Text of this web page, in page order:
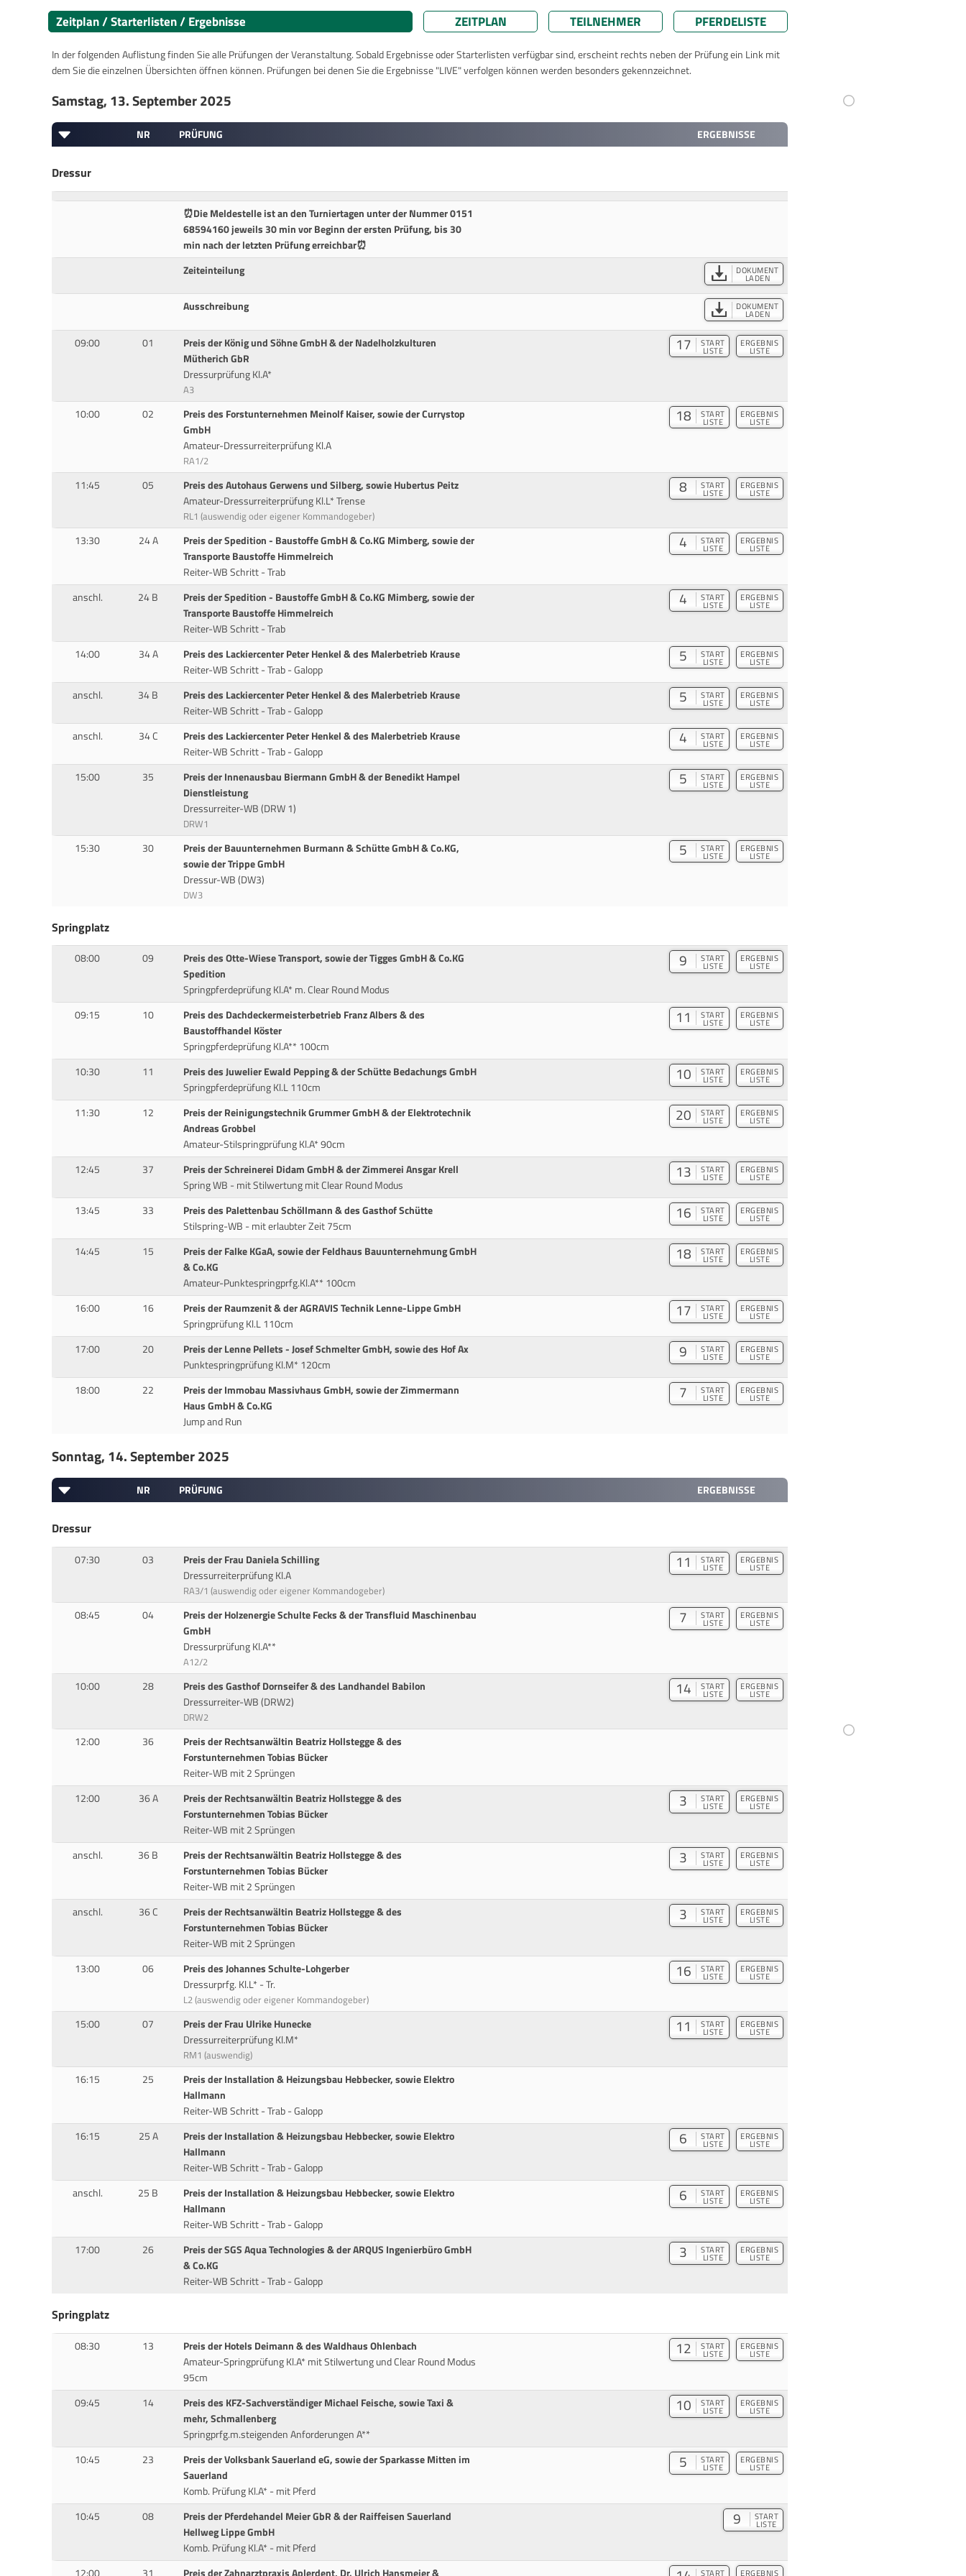
Zeitplan / Starterlisten / Ergebnisse ZEITPLAN TEILNEHMER PFERDELISTE
In der folgenden Auflistung finden Sie alle Prüfungen der Veranstaltung. Sobald Ergebnisse oder Starterlisten verfügbar sind, erscheint rechts neben der Prüfung ein Link mit
dem Sie die einzelnen Übersichten öffnen können. Prüfungen bei denen Sie die Ergebnisse "LIVE" verfolgen können werden besonders gekennzeichnet.
Samstag, 13. September 2025
NR PRÜFUNG ERGEBNISSE
Dressur
⏰Die Meldestelle ist an den Turniertagen unter der Nummer 0151
68594160 jeweils 30 min vor Beginn der ersten Prüfung, bis 30
min nach der letzten Prüfung erreichbar⏰
Zeiteinteilung
DOKUMENT
LADEN
Ausschreibung DOKUMENT
LADEN
09:00 01
Preis der König und Söhne GmbH & der Nadelholzkulturen
Mütherich GbR
Dressurprüfung Kl.A*
A3
17 START
LISTE
ERGEBNIS
LISTE
10:00 02
Preis des Forstunternehmen Meinolf Kaiser, sowie der Currystop
GmbH
Amateur-Dressurreiterprüfung Kl.A
RA1/2
18 START
LISTE
ERGEBNIS
LISTE
11:45 05
Preis des Autohaus Gerwens und Silberg, sowie Hubertus Peitz
Amateur-Dressurreiterprüfung Kl.L* Trense
RL1 (auswendig oder eigener Kommandogeber)
8 START
LISTE
ERGEBNIS
LISTE
13:30 24 A
Preis der Spedition - Baustoffe GmbH & Co.KG Mimberg, sowie der
Transporte Baustoffe Himmelreich
Reiter-WB Schritt - Trab
4 START
LISTE
ERGEBNIS
LISTE
anschl. 24 B
Preis der Spedition - Baustoffe GmbH & Co.KG Mimberg, sowie der
Transporte Baustoffe Himmelreich
Reiter-WB Schritt - Trab
4 START
LISTE
ERGEBNIS
LISTE
14:00 34 A
Preis des Lackiercenter Peter Henkel & des Malerbetrieb Krause
Reiter-WB Schritt - Trab - Galopp
5 START
LISTE
ERGEBNIS
LISTE
anschl. 34 B
Preis des Lackiercenter Peter Henkel & des Malerbetrieb Krause
Reiter-WB Schritt - Trab - Galopp
5 START
LISTE
ERGEBNIS
LISTE
anschl. 34 C
Preis des Lackiercenter Peter Henkel & des Malerbetrieb Krause
Reiter-WB Schritt - Trab - Galopp
4 START
LISTE
ERGEBNIS
LISTE
15:00 35
Preis der Innenausbau Biermann GmbH & der Benedikt Hampel
Dienstleistung
Dressurreiter-WB (DRW 1)
DRW1
5 START
LISTE
ERGEBNIS
LISTE
15:30 30
Preis der Bauunternehmen Burmann & Schütte GmbH & Co.KG,
sowie der Trippe GmbH
Dressur-WB (DW3)
DW3
5 START
LISTE
ERGEBNIS
LISTE
Springplatz
08:00 09
Preis des Otte-Wiese Transport, sowie der Tigges GmbH & Co.KG
Spedition
Springpferdeprüfung Kl.A* m. Clear Round Modus
9 START
LISTE
ERGEBNIS
LISTE
09:15 10
Preis des Dachdeckermeisterbetrieb Franz Albers & des
Baustoffhandel Köster
Springpferdeprüfung Kl.A** 100cm
11 START
LISTE
ERGEBNIS
LISTE
10:30 11
Preis des Juwelier Ewald Pepping & der Schütte Bedachungs GmbH
Springpferdeprüfung Kl.L 110cm
10 START
LISTE
ERGEBNIS
LISTE
11:30 12
Preis der Reinigungstechnik Grummer GmbH & der Elektrotechnik
Andreas Grobbel
Amateur-Stilspringprüfung Kl.A* 90cm
20 START
LISTE
ERGEBNIS
LISTE
12:45 37
Preis der Schreinerei Didam GmbH & der Zimmerei Ansgar Krell
Spring WB - mit Stilwertung mit Clear Round Modus
13 START
LISTE
ERGEBNIS
LISTE
13:45 33
Preis des Palettenbau Schöllmann & des Gasthof Schütte
Stilspring-WB - mit erlaubter Zeit 75cm
16 START
LISTE
ERGEBNIS
LISTE
14:45 15
Preis der Falke KGaA, sowie der Feldhaus Bauunternehmung GmbH
& Co.KG
Amateur-Punktespringprfg.Kl.A** 100cm
18 START
LISTE
ERGEBNIS
LISTE
16:00 16
Preis der Raumzenit & der AGRAVIS Technik Lenne-Lippe GmbH
Springprüfung Kl.L 110cm
17 START
LISTE
ERGEBNIS
LISTE
17:00 20
Preis der Lenne Pellets - Josef Schmelter GmbH, sowie des Hof Ax
Punktespringprüfung Kl.M* 120cm
9 START
LISTE
ERGEBNIS
LISTE
18:00 22
Preis der Immobau Massivhaus GmbH, sowie der Zimmermann
Haus GmbH & Co.KG
Jump and Run
7 START
LISTE
ERGEBNIS
LISTE
Sonntag, 14. September 2025
NR PRÜFUNG ERGEBNISSE
Dressur
07:30 03
Preis der Frau Daniela Schilling
Dressurreiterprüfung Kl.A
RA3/1 (auswendig oder eigener Kommandogeber)
11 START
LISTE
ERGEBNIS
LISTE
08:45 04
Preis der Holzenergie Schulte Fecks & der Transfluid Maschinenbau
GmbH
Dressurprüfung Kl.A**
A12/2
7 START
LISTE
ERGEBNIS
LISTE
10:00 28
Preis des Gasthof Dornseifer & des Landhandel Babilon
Dressurreiter-WB (DRW2)
DRW2
14 START
LISTE
ERGEBNIS
LISTE
12:00 36
Preis der Rechtsanwältin Beatriz Hollstegge & des
Forstunternehmen Tobias Bücker
Reiter-WB mit 2 Sprüngen
12:00
36 A
Preis der Rechtsanwältin Beatriz Hollstegge & des
Forstunternehmen Tobias Bücker
Reiter-WB mit 2 Sprüngen
3 START
LISTE
ERGEBNIS
LISTE
anschl. 36 B
Preis der Rechtsanwältin Beatriz Hollstegge & des
Forstunternehmen Tobias Bücker
Reiter-WB mit 2 Sprüngen
3 START
LISTE
ERGEBNIS
LISTE
anschl. 36 C
Preis der Rechtsanwältin Beatriz Hollstegge & des
Forstunternehmen Tobias Bücker
Reiter-WB mit 2 Sprüngen
3 START
LISTE
ERGEBNIS
LISTE
13:00 06
Preis des Johannes Schulte-Lohgerber
Dressurprfg. Kl.L* - Tr.
L2 (auswendig oder eigener Kommandogeber)
16 START
LISTE
ERGEBNIS
LISTE
15:00 07
Preis der Frau Ulrike Hunecke
Dressurreiterprüfung Kl.M*
RM1 (auswendig)
11 START
LISTE
ERGEBNIS
LISTE
16:15 25
Preis der Installation & Heizungsbau Hebbecker, sowie Elektro
Hallmann
Reiter-WB Schritt - Trab - Galopp
16:15
25 A
Preis der Installation & Heizungsbau Hebbecker, sowie Elektro
Hallmann
Reiter-WB Schritt - Trab - Galopp
6 START
LISTE
ERGEBNIS
LISTE
anschl. 25 B
Preis der Installation & Heizungsbau Hebbecker, sowie Elektro
Hallmann
Reiter-WB Schritt - Trab - Galopp
6 START
LISTE
ERGEBNIS
LISTE
17:00 26
Preis der SGS Aqua Technologies & der ARQUS Ingenierbüro GmbH
& Co.KG
Reiter-WB Schritt - Trab - Galopp
3 START
LISTE
ERGEBNIS
LISTE
Springplatz
08:30 13
Preis der Hotels Deimann & des Waldhaus Ohlenbach
Amateur-Springprüfung Kl.A* mit Stilwertung und Clear Round Modus
95cm
12 START
LISTE
ERGEBNIS
LISTE
09:45 14
Preis des KFZ-Sachverständiger Michael Feische, sowie Taxi &
mehr, Schmallenberg
Springprfg.m.steigenden Anforderungen A**
10 START
LISTE
ERGEBNIS
LISTE
10:45 23
Preis der Volksbank Sauerland eG, sowie der Sparkasse Mitten im
Sauerland
Komb. Prüfung Kl.A* - mit Pferd
5 START
LISTE
ERGEBNIS
LISTE
10:45 08
Preis der Pferdehandel Meier GbR & der Raiffeisen Sauerland
Hellweg Lippe GmbH
Komb. Prüfung Kl.A* - mit Pferd
9 START
LISTE
START ERGEBNIS